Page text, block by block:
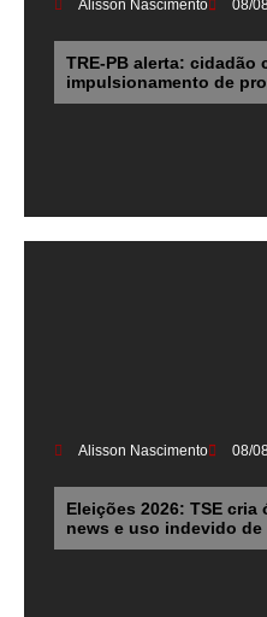
Alisson Nascimento 08/
TRE-PB alerta: cidadão
impulsionamento de
Alisson Nascimento 08/
Eleições 2026: TSE
news e uso indevido de